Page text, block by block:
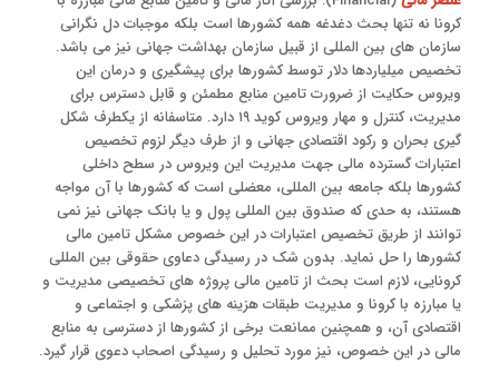
کرونا نه تنها بحث دغدغه همه کشورها است بلکه موجبات دل نگرانی
سازمان های بین المللی از قبیل سازمان بهداشت جهانی نیز می باشد.
تخصیص میلیاردها دلار توسط کشورها برای پیشگیری و درمان این
ویروس حکایت از ضرورت تامین منابع مطمئن و قابل دسترس برای
مدیریت، کنترل و مهار ویروس کوید ۱۹ دارد. متاسفانه از یکطرف شکل
گیری بحران و رکود اقتصادی جهانی و از طرف دیگر لزوم تخصیص
اعتبارات گسترده مالی جهت مدیریت این ویروس در سطح داخلی
کشورها بلکه جامعه بین المللی، معضلی است که کشورها با آن مواجه
هستند، به حدی که صندوق بین المللی پول و یا بانک جهانی نیز نمی
توانند از طریق تخصیص اعتبارات در این خصوص مشکل تامین مالی
کشورها را حل نماید. بدون شک در رسیدگی دعاوی حقوقی بین المللی
کرونایی، لازم است بحث از تامین مالی پروژه های تخصیصی مدیریت و
یا مبارزه با کرونا و مدیریت طبقات هزینه های پزشکی و اجتماعی و
اقتصادی آن، و همچنین ممانعت برخی از کشورها از دسترسی به منابع
مالی در این خصوص، نیز مورد تحلیل و رسیدگی اصحاب دعوی قرار گیرد.